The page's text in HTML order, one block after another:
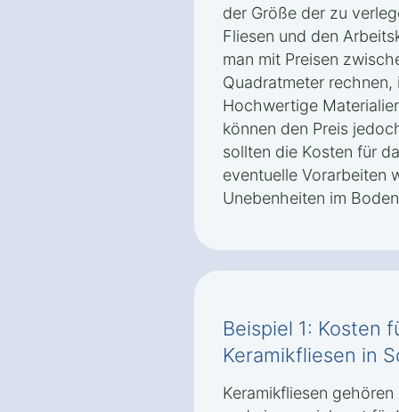
der Größe der zu
Fliesen und den
man mit Preisen
Quadratmeter
Hochwertige
können den Preis
sollten die Kosten für
eventuelle Vorarbeiten
Unebenheiten im
Beispiel 1: Kosten
Keramikfliesen in
Keramikfliesen